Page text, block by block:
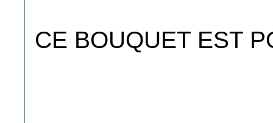
CE BOUQUET EST